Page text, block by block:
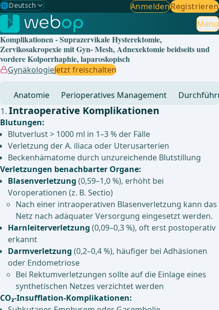
🌐Deutsch
Gewählte Sprache: Deutsch
🇩🇪 Deutsch ✓
🇬🇧English
🇪🇸 Spanisch
AnmeldenRegistrieren
Menu
Komplikationen - Suprazervikale Hysterektomie,
Zervikosakropexie mit Gyn- Mesh, Adnexektomie beidseits und
vordere Kolporrhaphie, laparoskopisch
GynäkologieJetzt freischalten
Anatomie Perioperatives Management
Intraoperative Komplikationen
Blutungen:
Blutverlust > 1000 ml in 1–3 % der Fälle
Verletzung der A. iliaca oder Uterusarterien
Beckenhämatome durch unzureichende Blutstillung
Verletzungen benachbarter Organe:
Blasenverletzung (0,59–1,0 %), erhöht bei
Voroperationen (z. B. Sectio)
Nach einer intraoperativen Blasenverletzung kann das
Netz nach adäquater Versorgung eingesetzt werden.
Harnleiterverletzung (0,09–0,3 %), oft erst postoperativ
erkannt
Darmverletzung (0,2–0,4 %), häufiger bei Adhäsionen
oder Endometriose
Bei Rektumverletzungen sollte auf die Einlage eines
synthetischen Netzes verzichtet werden
CO₂-Insufflation-Komplikationen: